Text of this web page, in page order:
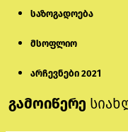
საზოგადოება
მსოფლიო
არჩევნები 2021
გამოიწერე